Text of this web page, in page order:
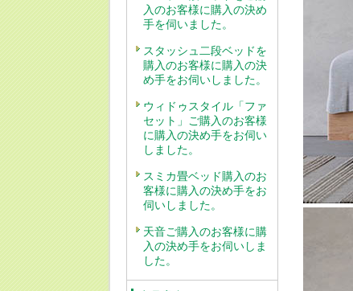
入のお客様に購入の決め
手を伺いました。
スタッシュ二段ベッドを
購入のお客様に購入の決
め手をお伺いしました。
ウィドゥスタイル「ファ
セット」ご購入のお客様
に購入の決め手をお伺い
しました。
スミカ畳ベッド購入のお
客様に購入の決め手をお
伺いしました。
天音ご購入のお客様に購
入の決め手をお伺いしま
した。